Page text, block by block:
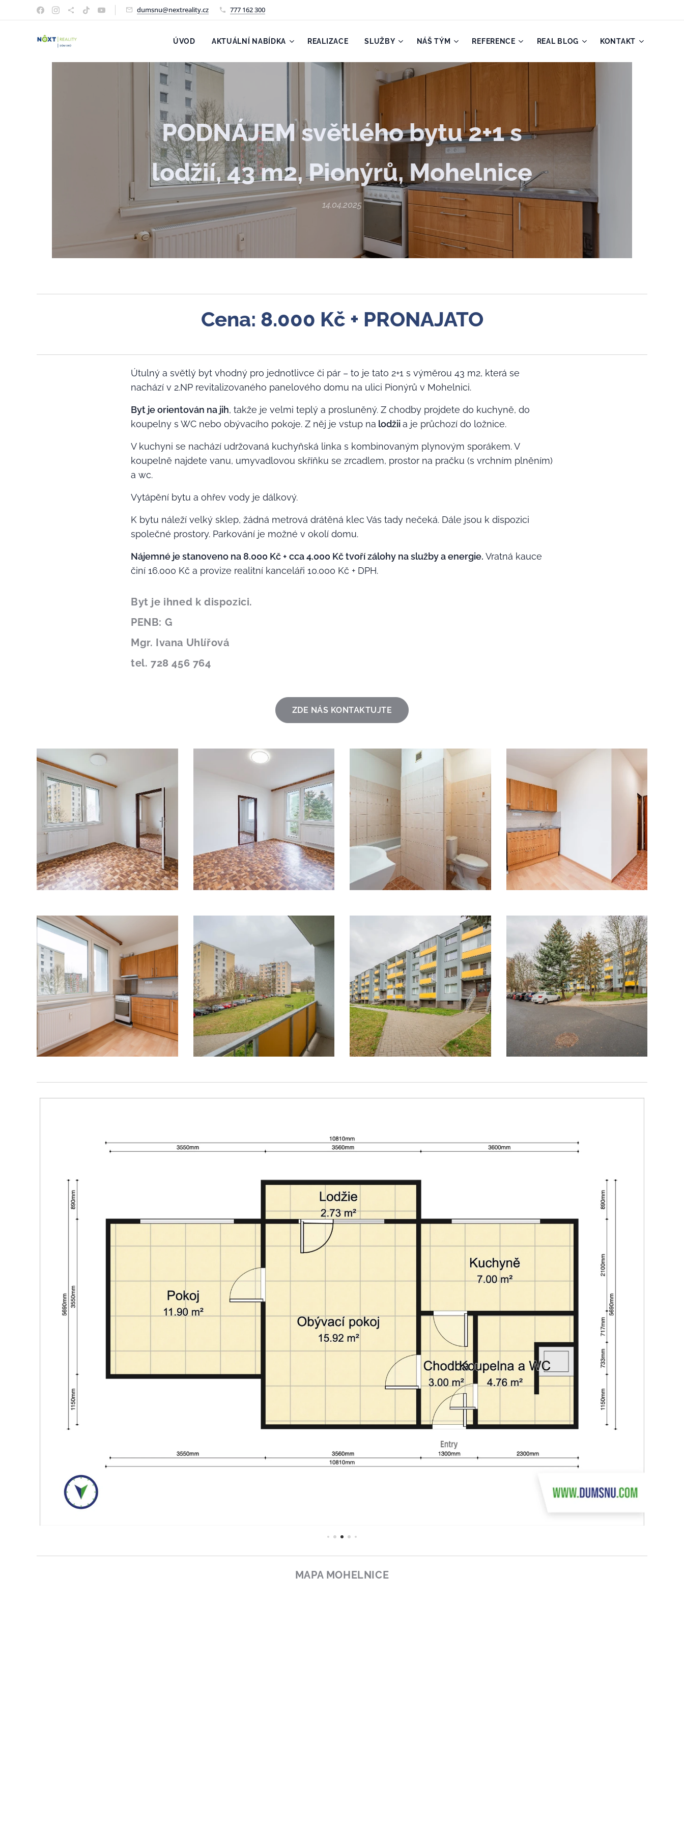
dumsnu@nextreality.cz 777 162 300
ÚVOD AKTUÁLNÍ NABÍDKA REALIZACE SLUŽBY NÁŠ TÝM REFERENCE REAL BLOG KONTAKT
PODNÁJEM světlého bytu 2+1 s
lodžií, 43 m2, Pionýrů, Mohelnice
14.04.2025
Cena: 8.000 Kč + PRONAJATO
Útulný a světlý byt vhodný pro jednotlivce či pár – to je tato 2+1 s výměrou 43 m2, která se
nachází v 2.NP revitalizovaného panelového domu na ulici Pionýrů v Mohelnici.
Byt je orientován na jih, takže je velmi teplý a prosluněný. Z chodby projdete do kuchyně, do
koupelny s WC nebo obývacího pokoje. Z něj je vstup na lodžiia je průchozí do ložnice.
V kuchyni se nachází udržovaná kuchyňská linka s kombinovaným plynovým sporákem. V
koupelně najdete vanu, umyvadlovou skříňku se zrcadlem, prostor na pračku (s vrchním plněním)
a wc.
Vytápění bytu a ohřev vody je dálkový.
K bytu náleží velký sklep, žádná metrová drátěná klec Vás tady nečeká. Dále jsou k dispozici
společné prostory. Parkování je možné v okolí domu.
Nájemné je stanoveno na 8.000 Kč + cca 4.000 Kč tvoří zálohy na služby a energie. Vratná kauce
činí 16.000 Kč a provize realitní kanceláři 10.000 Kč + DPH.
Byt je ihned k dispozici.
PENB: G
Mgr. Ivana Uhlířová
tel. 728 456 764
ZDE NÁS KONTAKTUJTE
MAPA MOHELNICE